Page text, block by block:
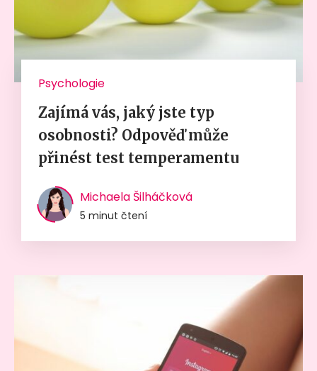
Psychologie
Zajímá vás, jaký jste typ
osobnosti? Odpověď může
přinést test temperamentu
Michaela Šilháčková
5 minut čtení